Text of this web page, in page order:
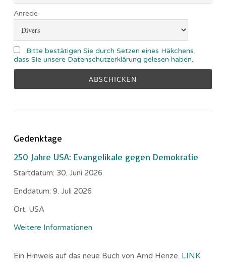
Anrede
Bitte bestätigen Sie durch Setzen eines Häkchens,
dass Sie unsere Datenschutzerklärung gelesen haben.
Gedenktage
250 Jahre USA: Evangelikale gegen Demokratie
Startdatum: 30. Juni 2026
Enddatum: 9. Juli 2026
Ort: USA
Weitere Informationen
Ein Hinweis auf das neue Buch von Arnd Henze. LINK